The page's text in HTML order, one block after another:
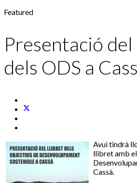
Featured
Presentació
dels ODS a
Avui tindrà
llibret amb
Cassà.